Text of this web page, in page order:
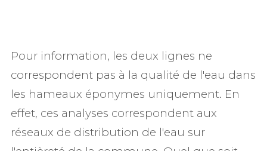
Pour information, les deux lignes ne
correspondent pas à la qualité de l'eau dans
les hameaux éponymes uniquement. En
effet, ces analyses correspondent aux
réseaux de distribution de l'eau sur